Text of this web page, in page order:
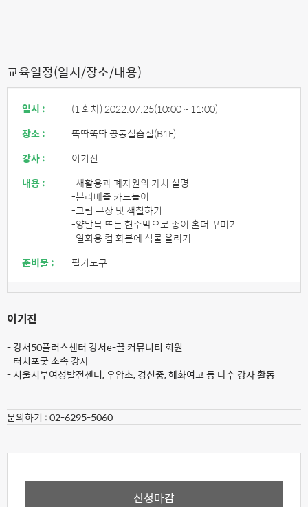
교육일정(일시/장소/내용)
일시 : (1 회차) 2022.07.25(10:00 ~ 11:00)
장소 :
뚝딱뚝딱 공동실습실(B1F)
강사 :
이기진
내용 :
-새활용과 폐자원의 가치 설명
-분리배출 카드놀이
-그림 구상 및 색칠하기
-양말목 또는 현수막으로 종이 홀더 꾸미기
-일회용 컵 화분에 식물 올리기
준비물 :
필기도구
이기진
- 강서50플러스센터 강서e-끌 커뮤니티 회원
- 터치포굿 소속 강사
- 서울서부여성발전센터, 우암초, 경신중, 혜화여고 등 다수 강사 활동
문의하기 :02-6295-5060
신청마감